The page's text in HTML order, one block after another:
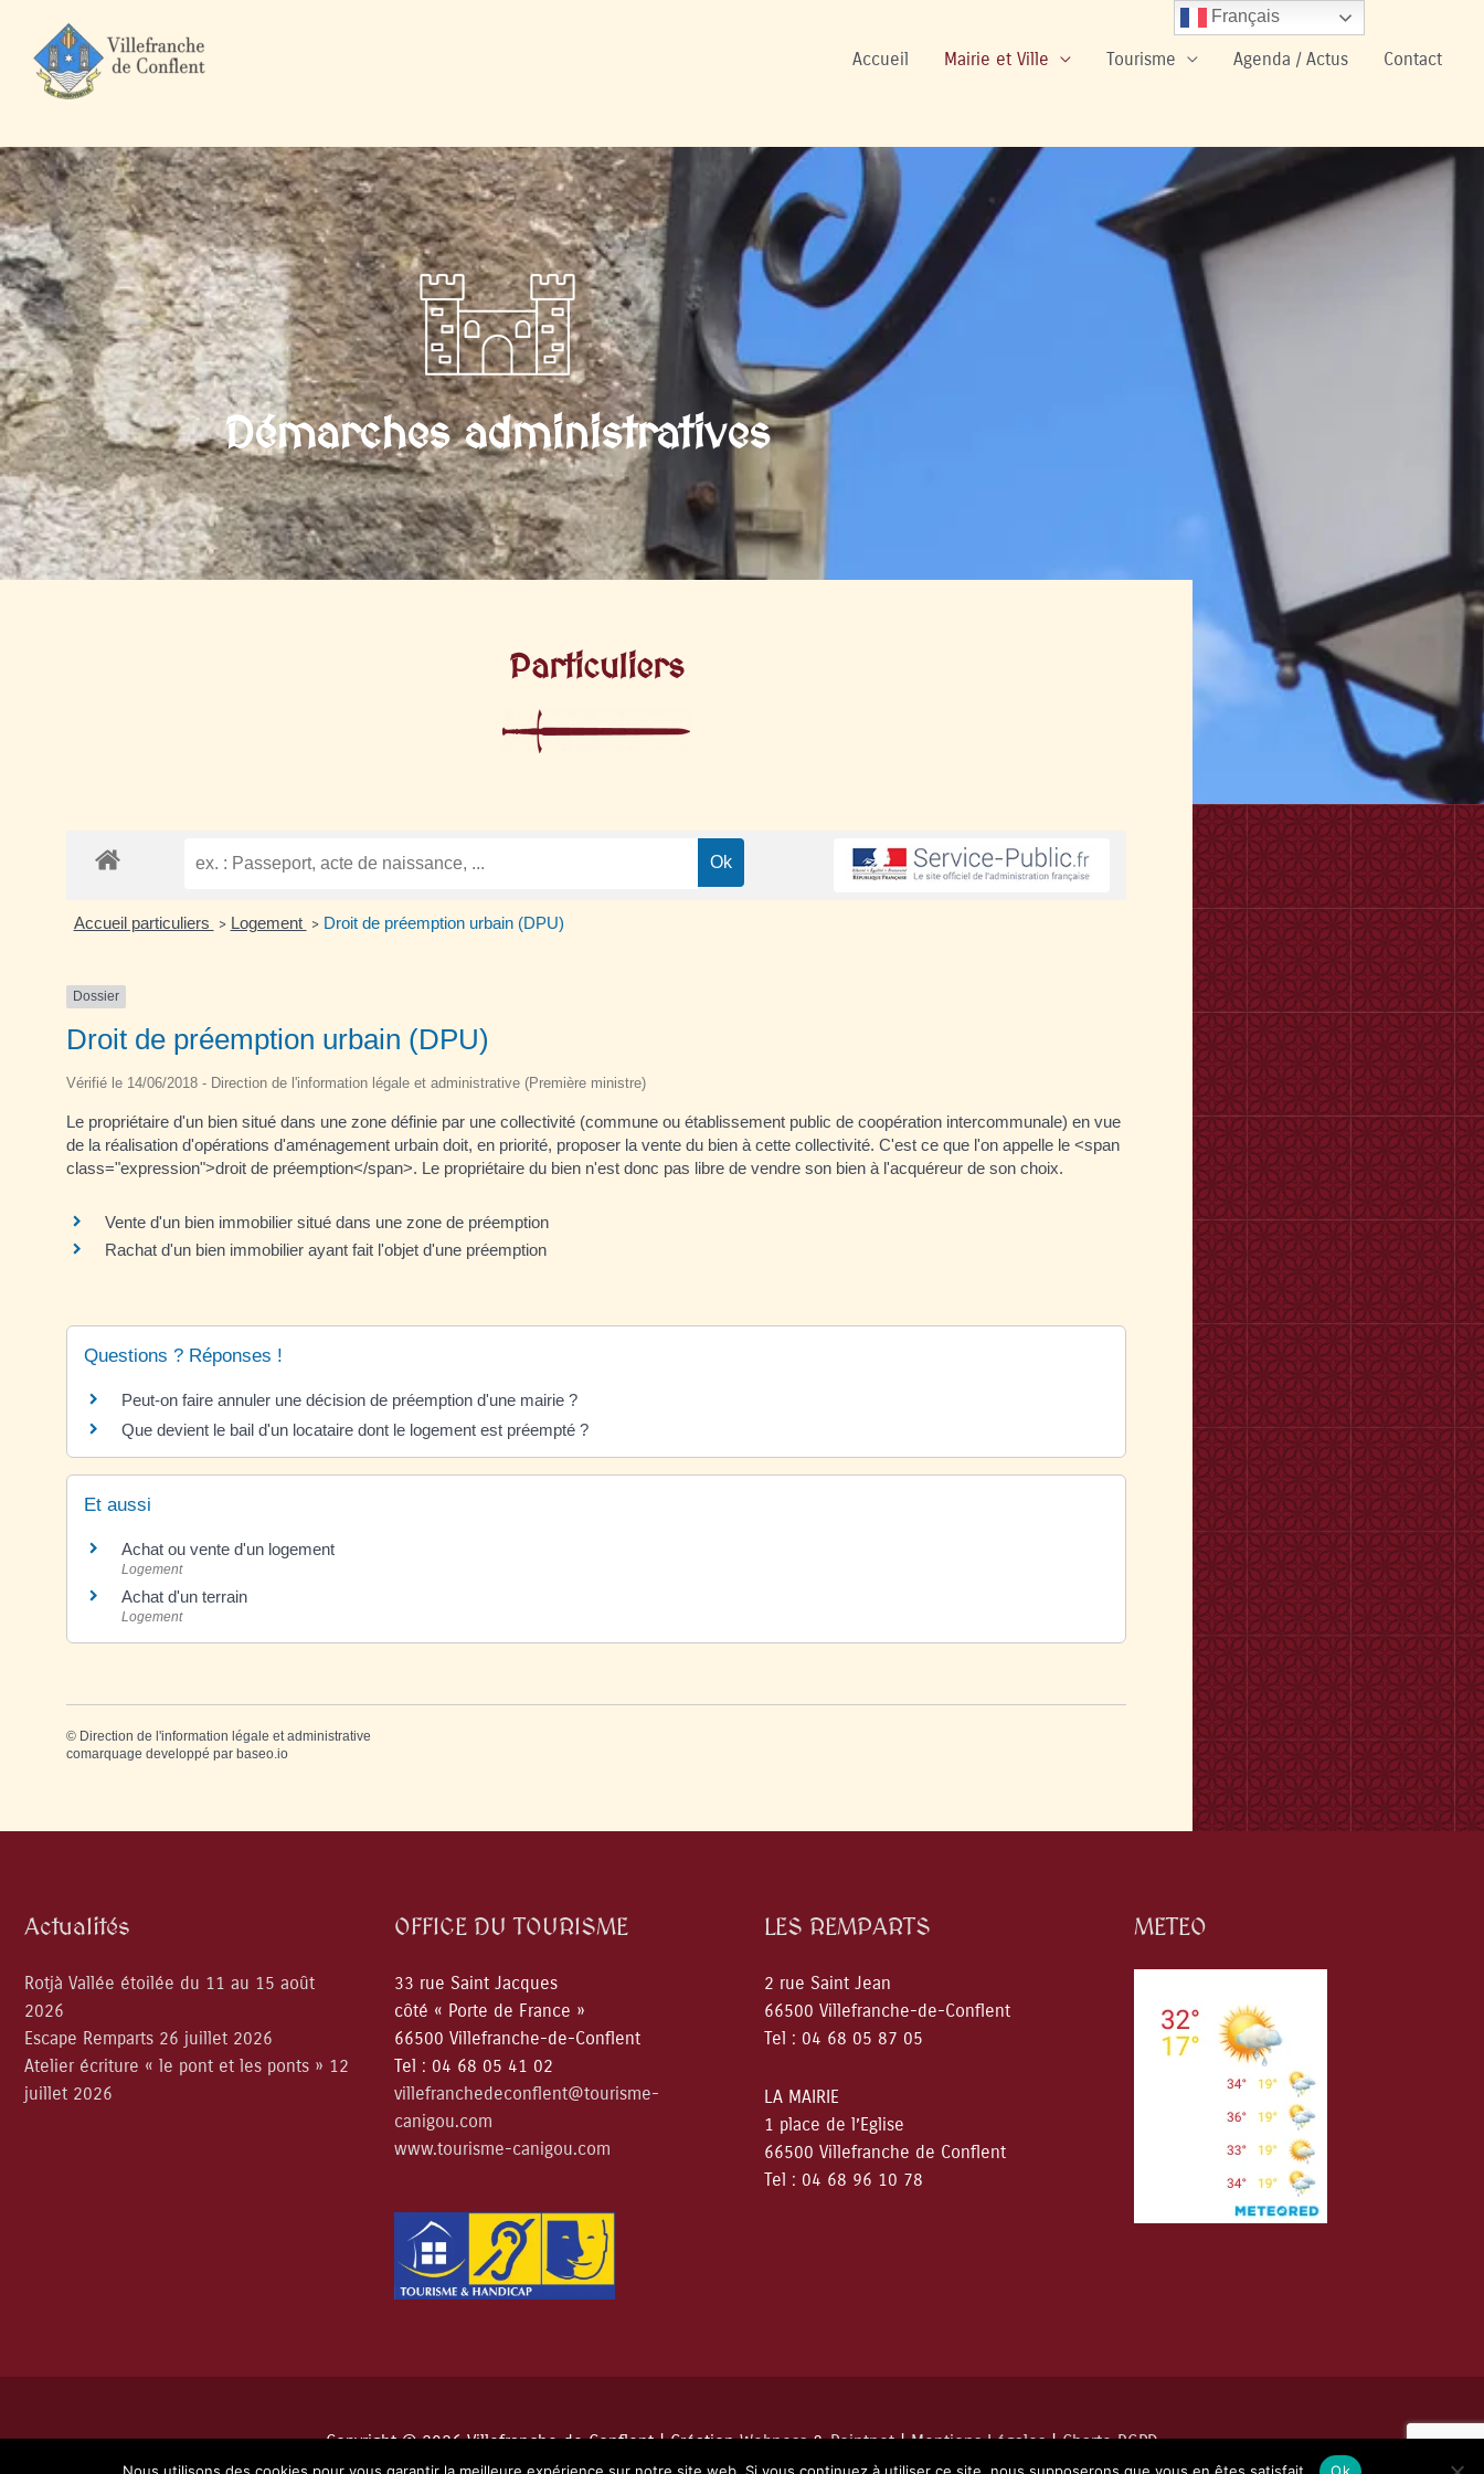
Accueil Mairie et Ville Tourisme Agenda / Actus Contact
Démarches administratives
Particuliers
Accueil particuliers > Logement > Droit de préemption urbain (DPU)
Dossier
Droit de préemption urbain (DPU)
Vérifié le 14/06/2018 - Direction de l'information légale et administrative (Première ministre)
Le propriétaire d'un bien situé dans une zone définie par une collectivité (commune ou établissement public de coopération intercommunale) en vue
de la réalisation d'opérations d'aménagement urbain doit, en priorité, proposer la vente du bien à cette collectivité. C'est ce que l'on appelle le <span
class="expression">droit de préemption</span>. Le propriétaire du bien n'est donc pas libre de vendre son bien à l'acquéreur de son choix.
Vente d'un bien immobilier situé dans une zone de préemption
Rachat d'un bien immobilier ayant fait l'objet d'une préemption
Questions ? Réponses !
Peut-on faire annuler une décision de préemption d'une mairie ?
Que devient le bail d'un locataire dont le logement est préempté ?
Et aussi
Achat ou vente d'un logement
Logement
Achat d'un terrain
Logement
© Direction de l'information légale et administrative
comarquage developpé par baseo.io
Actualités
Rotjà Vallée étoilée du 11 au 15 août
2026
Escape Remparts 26 juillet 2026
Atelier écriture « le pont et les ponts » 12
juillet 2026
OFFICE DU TOURISME
33 rue Saint Jacques
côté « Porte de France »
66500 Villefranche-de-Conflent
Tel : 04 68 05 41 02
villefranchedeconflent@tourisme-
canigou.com
www.tourisme-canigou.com
LES REMPARTS
2 rue Saint Jean
66500 Villefranche-de-Conflent
Tel : 04 68 05 87 05
LA MAIRIE
1 place de l’Eglise
66500 Villefranche de Conflent
Tel : 04 68 96 10 78
METEO
Copyright © 2026Villefranche de Conflent| CréationWebness&Pointnet|Mentions Légales|Charte RGPD
Français